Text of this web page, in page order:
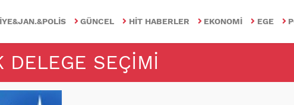
GÜNCEL HIT HABERLER EKONOMI EGE
DELEGE SEÇIMI